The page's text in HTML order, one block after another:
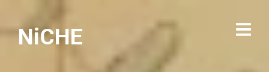
NiCHE